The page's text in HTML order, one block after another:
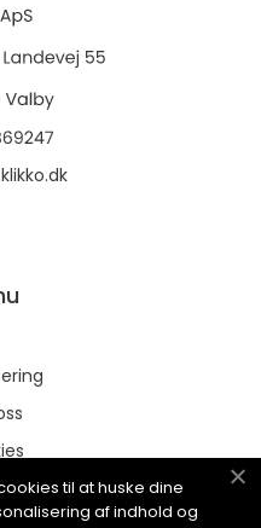
oss
til at huske dine
af indhold og